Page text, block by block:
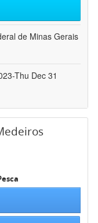
de Minas Gerais
Thu Dec 31